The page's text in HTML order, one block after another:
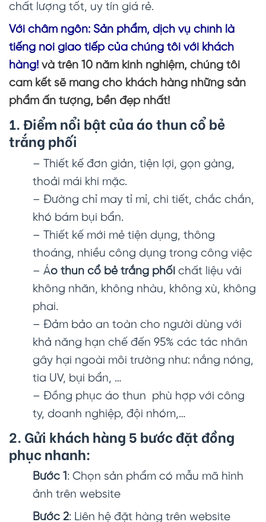
chất lượng tốt, uy tín giá rẻ.
Với châm ngôn: Sản phẩm, dịch vụ chính là
tiếng nói giao tiếp của chúng tôi với khách
hàng! và trên 10 năm kinh nghiệm, chúng tôi
cam kết sẽ mang cho khách hàng những sản
phẩm ấn tượng, bền đẹp nhất!
1. Điểm nổi bật củaáo thun cổ bẻ
trắng phối
– Thiết kế đơn giản, tiện lợi, gọn gàng,
thoải mái khi mặc.
– Đường chỉ may tỉ mỉ, chi tiết, chắc chắn,
khó bám bụi bẩn.
– Thiết kế mới mẻ tiện dụng, thông
thoáng, nhiều công dụng trong công việc
– Áo thun cổ bẻ trắng phối chất liệu vải
không nhăn, không nhàu, không xù, không
phai.
– Đảm bảo an toàn cho người dùng với
khả năng hạn chế đến 95% các tác nhân
gây hại ngoài môi trường như: nắng nóng,
tia UV, bụi bẩn, …
– Đồng phục áo thun phù hợp với công
ty, doanh nghiệp, đội nhóm,…
2. Gửi khách hàng 5 bước đặt đồng
phục nhanh:
Bước 1: Chọn sản phẩm có mẫu mã hình
ảnh trên website
Bước 2: Liên hệ đặt hàng trên website